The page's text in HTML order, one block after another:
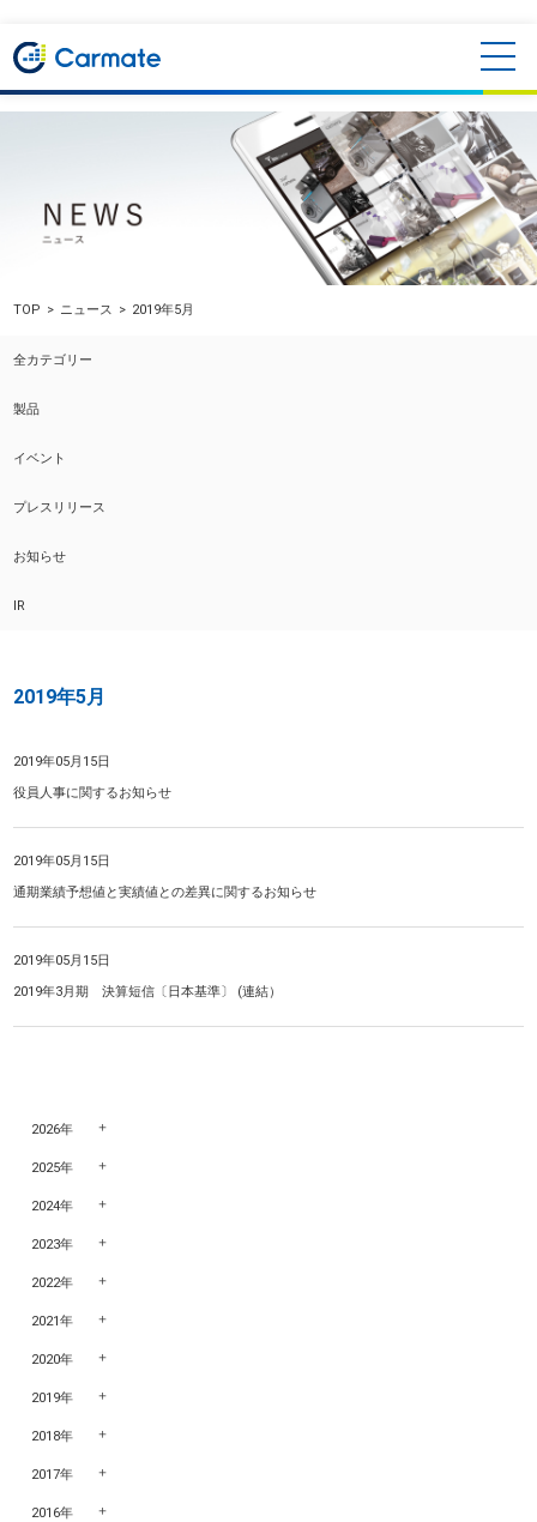
TOP ニュース 2019年5月
全カテゴリー
製品
イベント
プレスリリース
お知らせ
IR
2019年5月
2019年05月15日
役員人事に関するお知らせ
2019年05月15日
通期業績予想値と実績値との差異に関するお知らせ
2019年05月15日
2019年3月期 決算短信〔日本基準〕 (連結）
2026年
2025年
2024年
2023年
2022年
2021年
2020年
2019年
2018年
2017年
2016年